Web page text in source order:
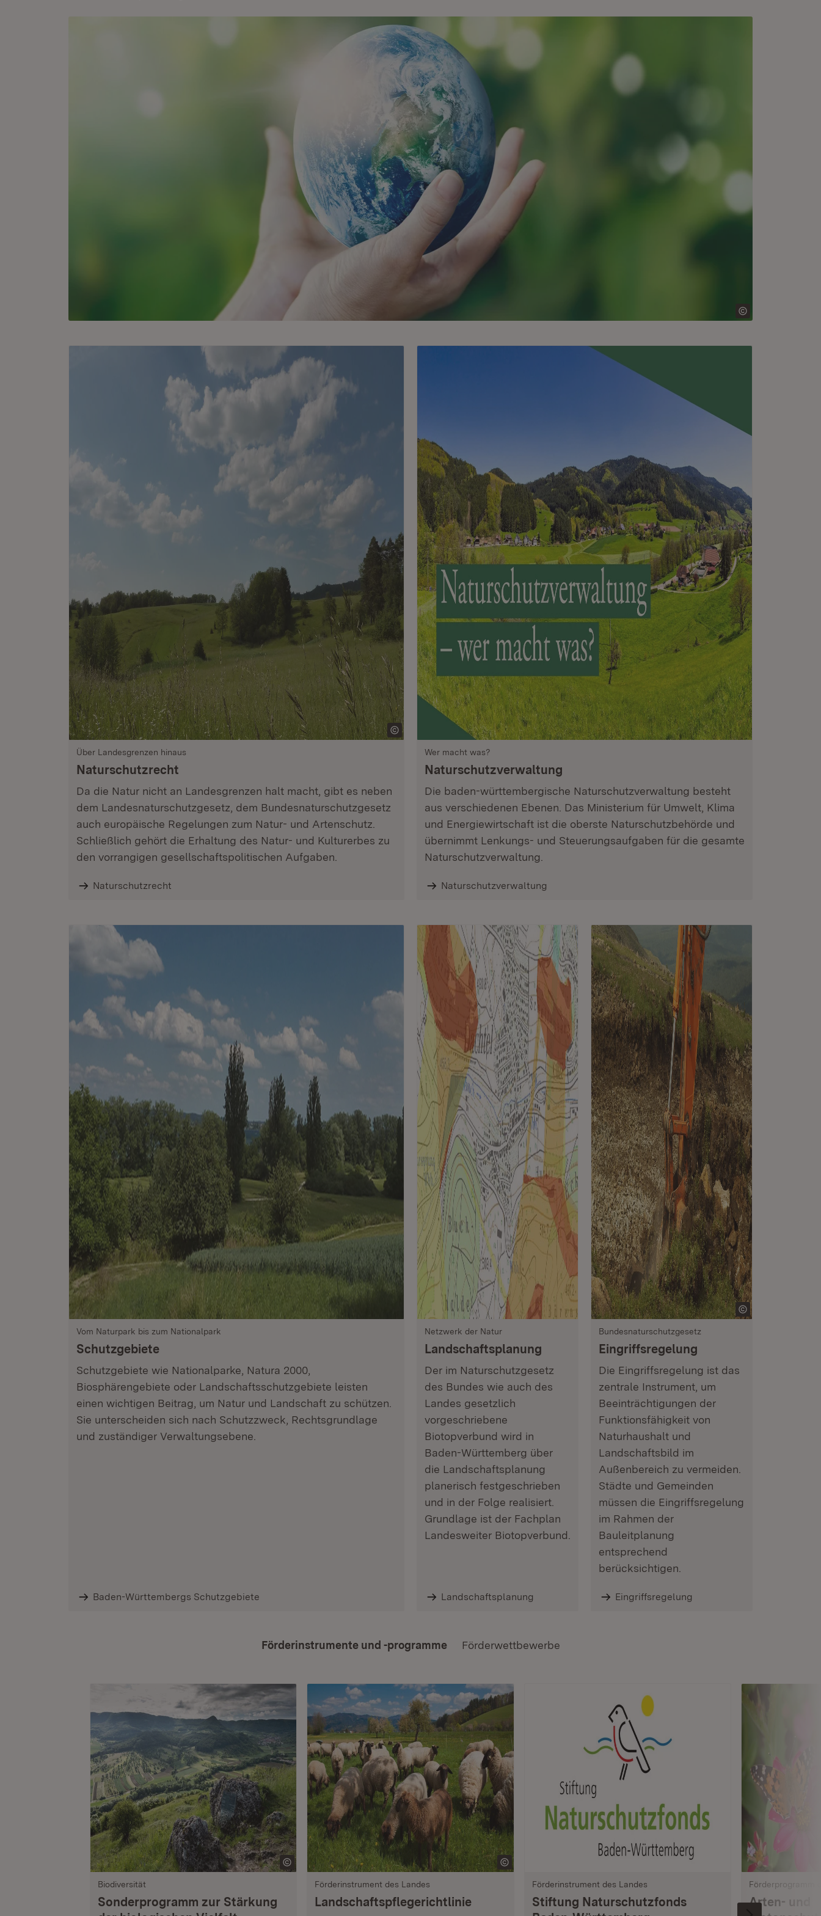
Über Landesgrenzen hinaus
Naturschutzrecht
Da die Natur nicht an Landesgrenzen halt macht, gibt es neben
dem Landesnaturschutzgesetz, dem Bundesnaturschutzgesetz
auch europäische Regelungen zum Natur- und Artenschutz.
Schließlich gehört die Erhaltung des Natur- und Kulturerbes zu
den vorrangigen gesellschaftspolitischen Aufgaben.
Naturschutzrecht
Wer macht was?
Naturschutz­verwaltung
Die baden-württembergische Naturschutzverwaltung besteht
aus verschiedenen Ebenen. Das Ministerium für Umwelt, Klima
und Energiewirtschaft ist die oberste Naturschutzbehörde und
übernimmt Lenkungs- und Steuerungsaufgaben für die gesamte
Naturschutzverwaltung.
Naturschutzverwaltung
Vom Naturpark bis zum Nationalpark
Schutzgebiete
Schutzgebiete wie Nationalparke, Natura 2000,
Biosphärengebiete oder Landschaftsschutzgebiete leisten
einen wichtigen Beitrag, um Natur und Landschaft zu schützen.
Sie unterscheiden sich nach Schutzzweck, Rechtsgrundlage
und zuständiger Verwaltungsebene.
Baden-Württembergs Schutzgebiete
Netzwerk der Natur
Landschaftsplanung
Der im Naturschutzgesetz
des Bundes wie auch des
Landes gesetzlich
vorgeschriebene
Biotopverbund wird in
Baden-Württemberg über
die Landschaftsplanung
planerisch festgeschrieben
und in der Folge realisiert.
Grundlage ist der Fachplan
Landesweiter Biotopverbund.
Landschaftsplanung
Bundesnaturschutzgesetz
Eingriffsregelung
Die Eingriffsregelung ist das
zentrale Instrument, um
Beeinträchtigungen der
Funktionsfähigkeit von
Naturhaushalt und
Landschaftsbild im
Außenbereich zu vermeiden.
Städte und Gemeinden
müssen die Eingriffsregelung
im Rahmen der
Bauleitplanung
entsprechend
berücksichtigen.
Eingriffsregelung
Förderinstrumente und -programme Förderwettbewerbe
Biodiversität
Sonderprogramm zur Stärkung
Förderinstrument des Landes
Landschaftspflegerichtlinie
Förderinstrument des Landes
Stiftung Naturschutzfonds
Förderprogramm
Arten- und